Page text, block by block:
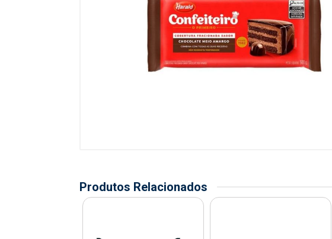
Produtos Relacionados